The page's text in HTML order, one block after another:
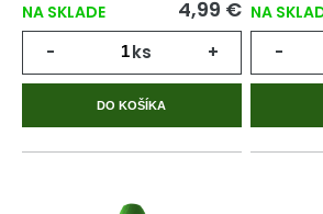
NA SKLADE 4,99 €
- ks +
DO KOŠÍKA
NA
-